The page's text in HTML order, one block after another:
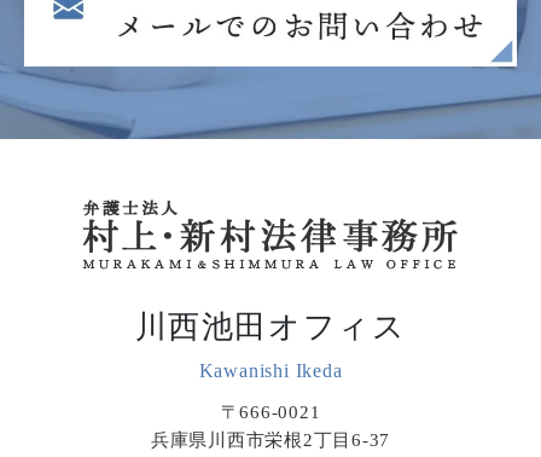
川西池田オフィス
Kawanishi Ikeda
〒666-0021
兵庫県川西市栄根2丁目6-37